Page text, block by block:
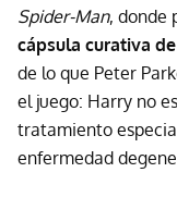
Spider-Man, donde
cápsula curativa
de lo que Peter
el juego: Harry no
tratamiento
enfermedad